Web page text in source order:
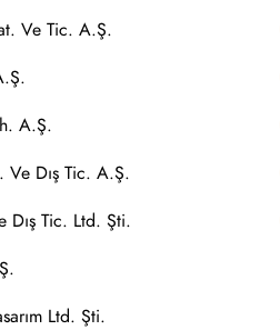
Ve Tic. A.Ş.
A.Ş.
Ve Dış Tic. A.Ş.
Dış Tic. Ltd. Şti.
Ltd. Şti.